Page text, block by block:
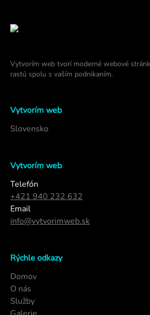
Vytvorím web tvorí moderné webové
rastú spolu s vaším podnikaním.
Vytvorím web
Slovensko
Vytvorím web
Telefón
+421 940 232 632
Email
info@vytvorimweb.sk
Rýchle odkazy
Domov
O nás
Služby